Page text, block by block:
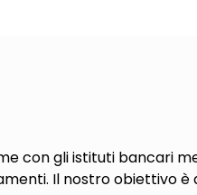
con gli istituti bancari
Il nostro obiettivo